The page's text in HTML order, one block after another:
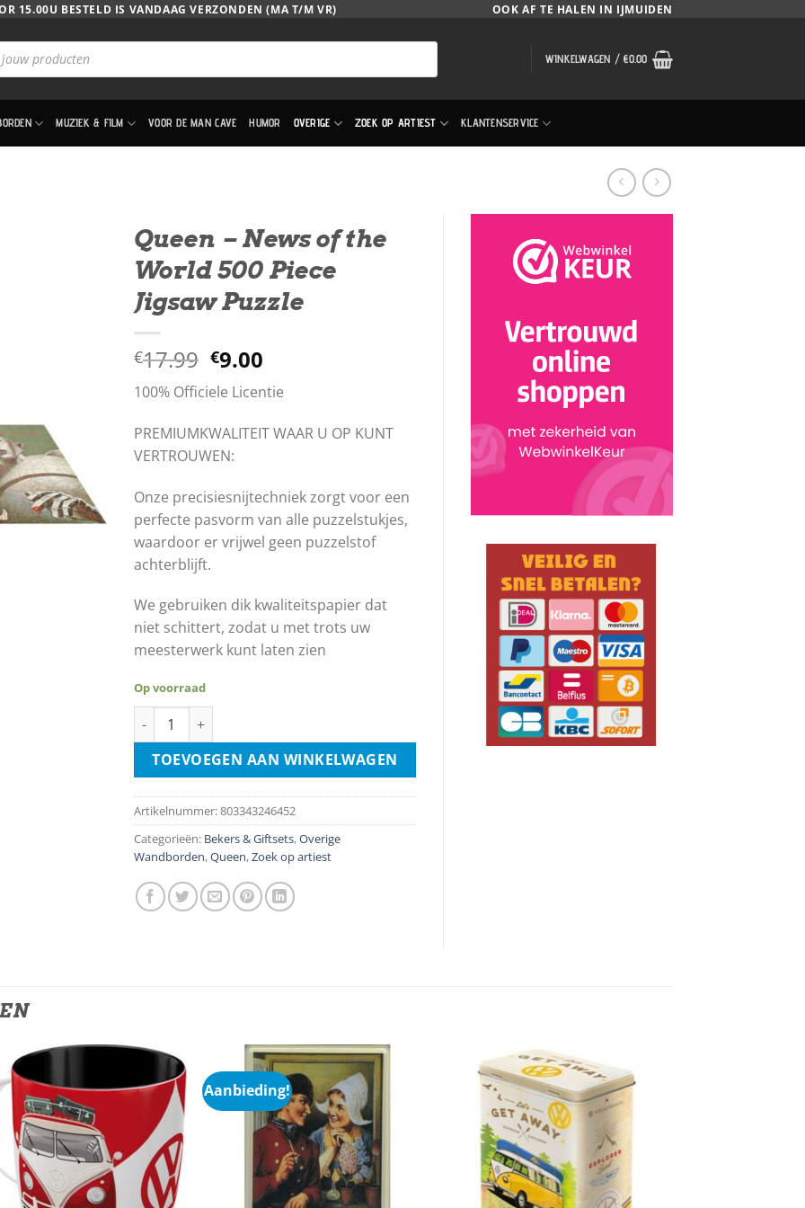
15.00U BESTELD IS VANDAAG VERZONDEN (MA T/M VR) OOK AF TE HALEN IN IJMUIDEN
WINKELWAGEN /€0.00
MUZIEK & FILM VOOR DE MAN CAVE HUMOR OVERIGE ZOEK OP ARTIEST KLANTENSERVICE
Queen – News of the
World 500 Piece
Jigsaw Puzzle
€17.99 Oorspronkelijke
prijs
was:
€17.99.
€9.00
prijs
is:
€9.00.
100% Officiele Licentie
PREMIUMKWALITEIT WAAR U OP KUNT
VERTROUWEN:
Onze precisiesnijtechniek zorgt voor een
perfecte pasvorm van alle puzzelstukjes,
waardoor er vrijwel geen puzzelstof
achterblijft.
We gebruiken dik kwaliteitspapier dat
niet schittert, zodat u met trots uw
meesterwerk kunt laten zien
Op voorraad
Queen - News of the World 500 Piece Jigsaw Puzzle aantal
TOEVOEGEN AAN WINKELWAGEN
Artikelnummer:803343246452
Categorieën: Bekers & Giftsets,Overige
Wandborden,Queen,Zoek op artiest
Aanbieding!